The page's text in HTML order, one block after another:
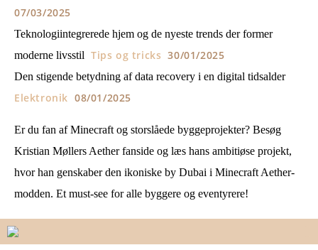
07/03/2025
Teknologiintegrerede hjem og de nyeste trends der former
moderne livsstil Tips og tricks 30/01/2025
Den stigende betydning af data recovery i en digital tidsalder
Elektronik 08/01/2025
Er du fan af Minecraft og storslåede byggeprojekter? Besøg
Kristian Møllers Aether fanside og læs hans ambitiøse projekt,
hvor han genskaber den ikoniske by Dubai i Minecraft Aether-
modden. Et must-see for alle byggere og eventyrere!